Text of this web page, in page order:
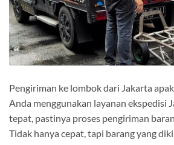
Pengiriman ke lombok dari Jakarta
Anda menggunakan layanan ekspedisi
tepat, pastinya proses pengiriman
Tidak hanya cepat, tapi barang yang